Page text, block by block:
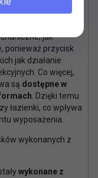
Przyciski
jak
ponieważ przycisk
jak działanie
Co więcej,
są dostępne w
. Dzięki temu
łazienki, co wpływa
wyposażenia.
wykonanych z
wykonane z